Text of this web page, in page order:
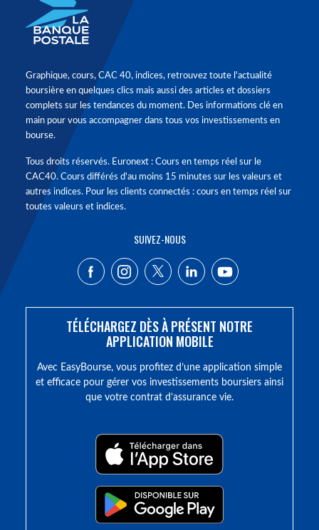
Graphique, cours, CAC 40, indices, retrouvez toute l'actualité
boursière en quelques clics mais aussi des articles et dossiers
complets sur les tendances du moment. Des informations clé en
main pour vous accompagner dans tous vos investissements en
bourse.
Tous droits réservés. Euronext : Cours en temps réel sur le
CAC40. Cours différés d'au moins 15 minutes sur les valeurs et
autres indices. Pour les clients connectés : cours en temps réel sur
toutes valeurs et indices.
SUIVEZ-NOUS
TÉLÉCHARGEZ DÈS À PRÉSENT NOTRE
APPLICATION MOBILE
Avec EasyBourse, vous profitez d’une application simple
et efficace pour gérer vos investissements boursiers ainsi
que votre contrat d’assurance vie.